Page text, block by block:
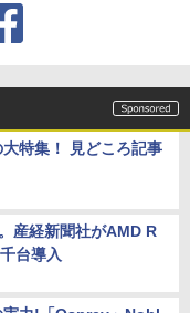
特集！ 見どころ記事
産経新聞社がAMD R
台導入